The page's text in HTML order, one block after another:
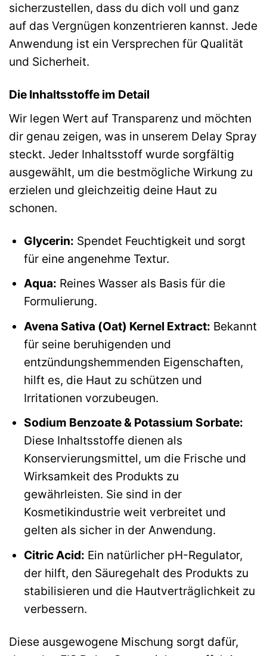
sicherzustellen, dass du dich voll und ganz
auf das Vergnügen konzentrieren kannst. Jede
Anwendung ist ein Versprechen für Qualität
und Sicherheit.
Die Inhaltsstoffe im Detail
Wir legen Wert auf Transparenz und möchten
dir genau zeigen, was in unserem Delay Spray
steckt. Jeder Inhaltsstoff wurde sorgfältig
ausgewählt, um die bestmögliche Wirkung zu
erzielen und gleichzeitig deine Haut zu
schonen.
Glycerin: Spendet Feuchtigkeit und sorgt
für eine angenehme Textur.
Aqua: Reines Wasser als Basis für die
Formulierung.
Avena Sativa (Oat) Kernel Extract: Bekannt
für seine beruhigenden und
entzündungshemmenden Eigenschaften,
hilft es, die Haut zu schützen und
Irritationen vorzubeugen.
Sodium Benzoate & Potassium Sorbate:
Diese Inhaltsstoffe dienen als
Konservierungsmittel, um die Frische und
Wirksamkeit des Produkts zu
gewährleisten. Sie sind in der
Kosmetikindustrie weit verbreitet und
gelten als sicher in der Anwendung.
Citric Acid: Ein natürlicher pH-Regulator,
der hilft, den Säuregehalt des Produkts zu
stabilisieren und die Hautverträglichkeit zu
verbessern.
Diese ausgewogene Mischung sorgt dafür,